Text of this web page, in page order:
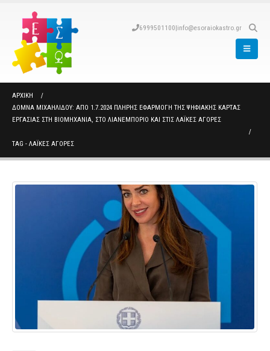
6999501100|info@esoraiokastro.gr
ΑΡΧΙΚΉ
ΔΌΜΝΑ ΜΙΧΑΗΛΊΔΟΥ: ΑΠΌ 1.7.2024 ΠΛΉΡΗΣ ΕΦΑΡΜΟΓΉ ΤΗΣ ΨΗΦΙΑΚΉΣ ΚΆΡΤΑΣ
ΕΡΓΑΣΊΑΣ ΣΤΗ ΒΙΟΜΗΧΑΝΊΑ, ΣΤΟ ΛΙΑΝΕΜΠΌΡΙΟ ΚΑΙ ΣΤΙΣ ΛΑΪΚΈΣ ΑΓΟΡΈΣ
TAG - ΛΑΪΚΕΣ ΑΓΟΡΕΣ